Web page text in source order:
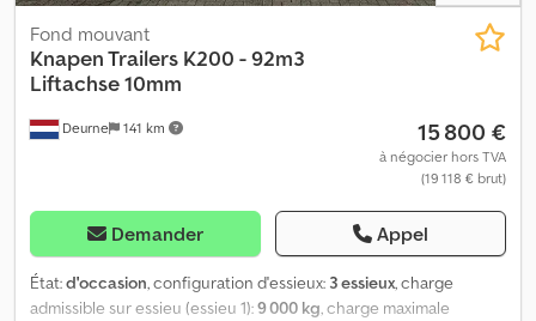
Deurne 141 km
Fond mouvant
Knapen Trailers K200 - 92m3
Liftachse 10mm
15 800 €
à négocier hors TVA
(19 118 € brut)
Demander Appel
État:d'occasion, configuration d'essieux: 3 essieux, charge
admissible sur essieu (essieu 1):9 000 kg, charge maximale